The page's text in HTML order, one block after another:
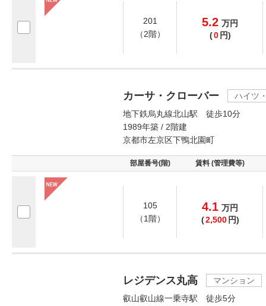
201
（2階）
5.2 万円
(0 円)
カーサ・クローバー
ハイツ
地下鉄烏丸線北山駅 徒歩10分
1989年築 / 2階建
京都市左京区下鴨北園町
部屋番号(階) 賃料 (管理費等)
105
（1階）
4.1 万円
(2,500 円)
レジデンス丸高
マンション
叡山叡山線一乗寺駅 徒歩5分